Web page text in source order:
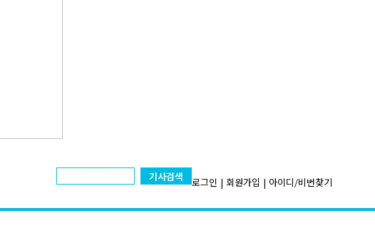
기사검색 로그인 | 회원가입 | 아이디/비번찾기